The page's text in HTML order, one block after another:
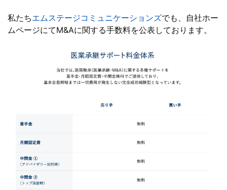
私たちエムステージコミュニケーションズでも、自社ホー
ムページにてM&Aに関する手数料を公表しております。